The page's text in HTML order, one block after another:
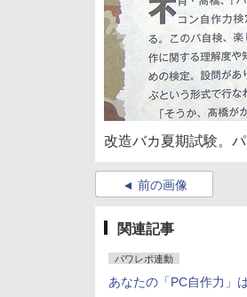
改造バカ夏期試験。
前の画像
関連記事
パワレポ連動
あなたの「PC自作力」